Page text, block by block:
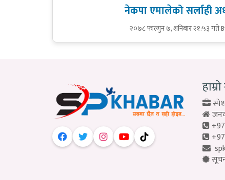
नेकपा एमालेको सर्लाही
२०७८ फाल्गुन ७, शनिबार २१:५३ गते